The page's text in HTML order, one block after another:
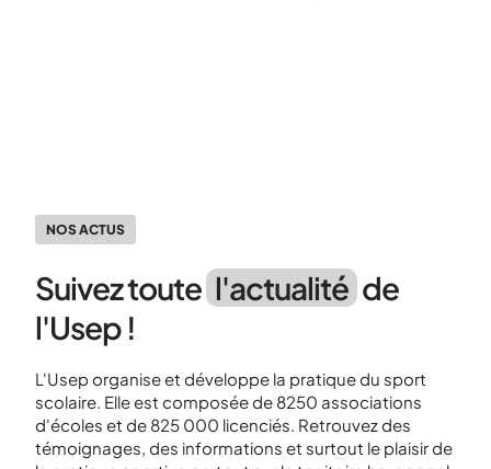
NOS ACTUS
Suivez toute l'actualité de
l'Usep !
L'Usep organise et développe la pratique du sport
scolaire. Elle est composée de 8250 associations
d'écoles et de 825 000 licenciés. Retrouvez des
témoignages, des informations et surtout le plaisir de